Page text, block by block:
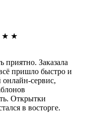
★ ★
приятно. Заказала
пришло быстро и
сервис,
Открытки
в восторге.